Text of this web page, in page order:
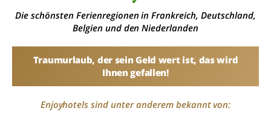
Die schönsten Ferienregionen in Frankreich, Deutschland,
Belgien und den Niederlanden
Traumurlaub, der sein Geld wert ist, das wird
Ihnen gefallen!
Enjoyhotels sind unter anderem bekannt von: